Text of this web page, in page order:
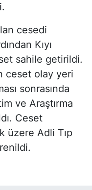
cesedi
Kıyı
sahile getirildi.
ceset olay yeri
sonrasında
ve Araştırma
Ceset
üzere Adli Tıp